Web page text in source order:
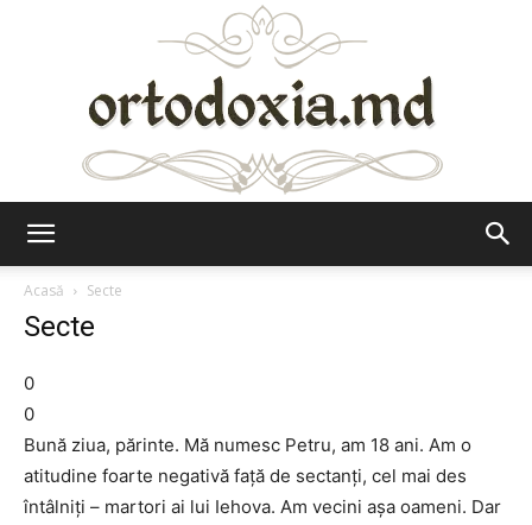
Acasă
Secte
Secte
0
0
Bună ziua, părinte. Mă numesc Petru, am 18 ani. Am o
atitudine foarte negativă faţă de sectanţi, cel mai des
întâlniţi – martori ai lui Iehova. Am vecini aşa oameni. Dar